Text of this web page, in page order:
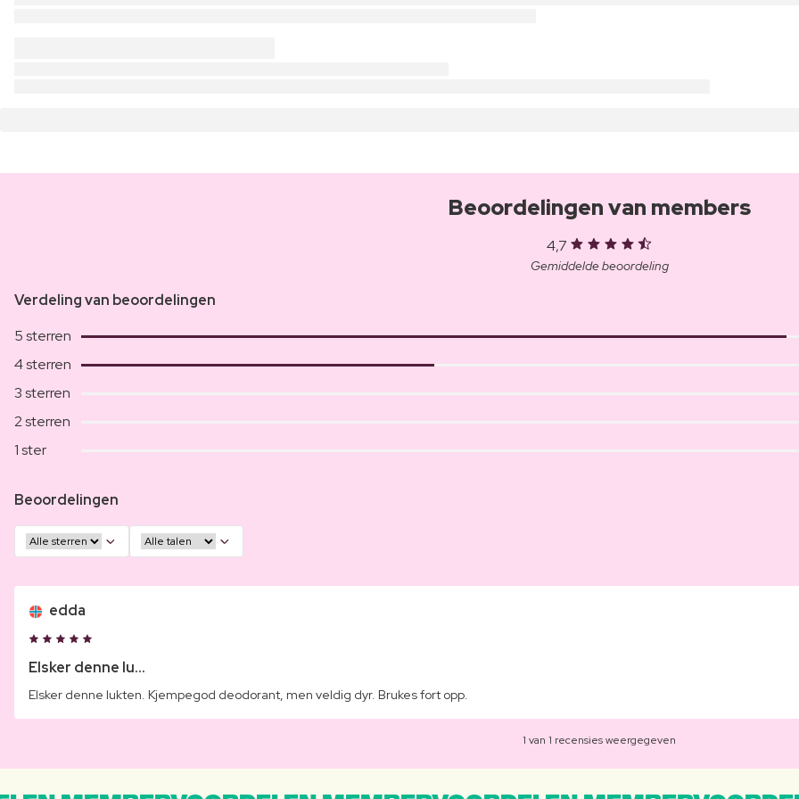
Beoordelingen van members
4,7
Gemiddelde beoordeling
Verdeling van beoordelingen
5 sterren
4 sterren
3 sterren
2 sterren
1 ster
Beoordelingen
edda
Elsker denne lu...
Elsker denne lukten. Kjempegod deodorant, men veldig dyr. Brukes fort opp.
1 van 1 recensies weergegeven